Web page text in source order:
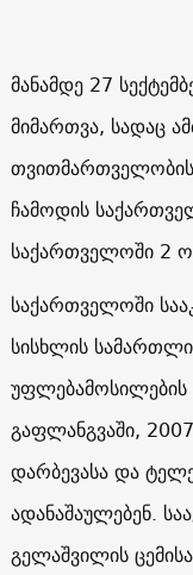
მანამდე 27
მიმართვა, სადაც
თვითმართველობის
ჩამოდის
საქართველოში 2
საქართველოში
სისხლის
უფლებამოსილების
გაფლანგვაში,
დარბევასა და
ადანაშაულებენ.
გელაშვილის